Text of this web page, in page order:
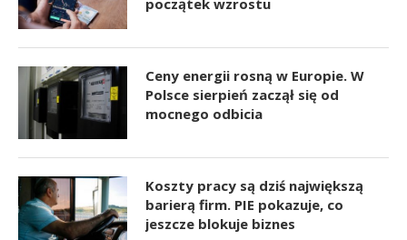
Ceny energii rosną w Europie. W
Polsce sierpień zaczął się od
mocnego odbicia
Koszty pracy są dziś największą
barierą firm. PIE pokazuje, co
jeszcze blokuje biznes